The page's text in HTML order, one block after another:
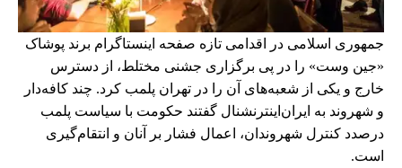
جمهوری اسلامی در اقدامی تازه صفحه اینستاگرام برند پوشاک
«جین وست» را در پی برگزاری جشنی مختلط، از دسترس
خارج و یکی از شعبه‌های آن را در تهران پلمب کرد. چند کافه‌‌دار
و شهروند به ایران‌اینترنشنال گفتند حکومت با سیاست پلمب
درصدد کنترل شهروندان، اعمال فشار بر آنان و انتقام‌گیری
است.